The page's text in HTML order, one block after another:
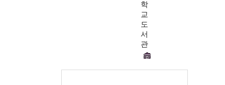
학
교
도
서
관